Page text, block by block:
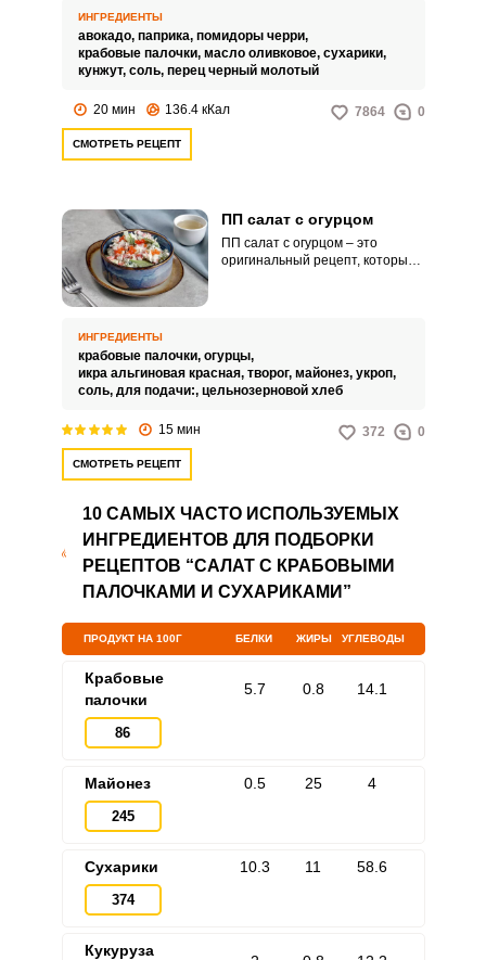
то причинам не употребляете в
пищу рыбу и морепродукты,
тогда не добавляйте сюда
получится вегетарианский
ИНГРЕДИЕНТЫ
авокадо, паприка, помидоры черри,
крабовые палочки, масло оливковое, сухарики,
кунжут, соль, перец черный молотый
20 мин 136.4 кКал 7864 0
СМОТРЕТЬ РЕЦЕПТ
ПП салат с огурцом
ПП салат с огурцом – это
оригинальный рецепт, который
всего лишь четверть часа.
ИНГРЕДИЕНТЫ
крабовые палочки, огурцы,
икра альгиновая красная, творог, майонез, укроп,
соль, для подачи:, цельнозерновой хлеб
15 мин 372 0
СМОТРЕТЬ РЕЦЕПТ
10 САМЫХ ЧАСТО ИСПОЛЬЗУЕМЫХ
ИНГРЕДИЕНТОВ ДЛЯ ПОДБОРКИ
РЕЦЕПТОВ “САЛАТ С КРАБОВЫМИ
ПАЛОЧКАМИ И СУХАРИКАМИ”
ПРОДУКТ НА 100Г БЕЛКИ ЖИРЫ УГЛЕВОДЫ
Крабовые
палочки
86
5.7 0.8 14.1
Майонез
245
0.5 25 4
Сухарики
374
10.3 11 58.6
Кукуруза
ВХОД НА САЙТ
Войдите
с помощью социальных сетей: